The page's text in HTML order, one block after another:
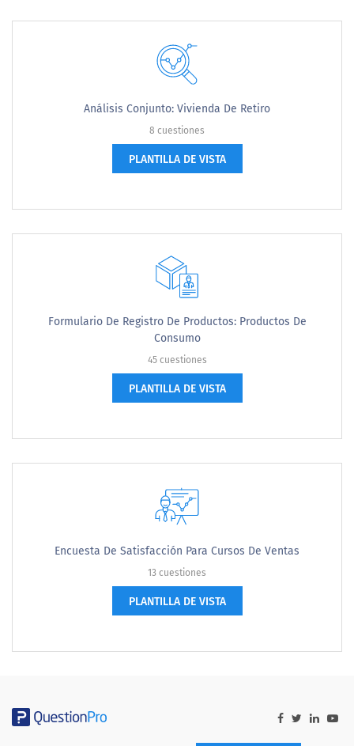
Análisis Conjunto: Vivienda De Retiro
8 cuestiones
PLANTILLA DE VISTA
Formulario De Registro De Productos: Productos De
Consumo
45 cuestiones
PLANTILLA DE VISTA
Encuesta De Satisfacción Para Cursos De Ventas
13 cuestiones
PLANTILLA DE VISTA